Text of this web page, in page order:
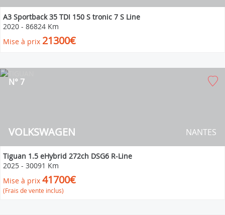
A3 Sportback 35 TDI 150 S tronic 7 S Line
2020 - 86824 Km
Mise à prix 21300€
VOLKSWAGEN
N° 7
NANTES
Tiguan 1.5 eHybrid 272ch DSG6 R-Line
2025 - 30091 Km
Mise à prix 41700€
(Frais de vente inclus)